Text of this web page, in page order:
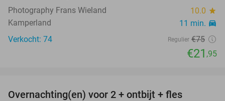
Photography Frans Wieland 10.0 star
Kamperland 11 min. directions_car
Verkocht: 74 Regulier €75
€21 ,95
Overnachting(en) voor 2 + ontbijt + fles